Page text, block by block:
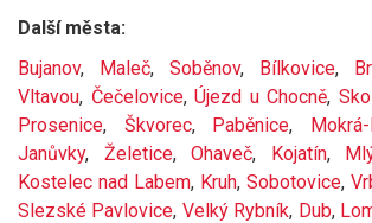
Další města:
Bujanov, Maleč, Soběnov, Bílkovice,
Vltavou, Čečelovice,Újezd u Chocně,
Prosenice, Škvorec, Paběnice,
Janůvky, Želetice,Ohaveč, Kojatín,
Kostelec nad Labem, Kruh, Sobotovice,
Slezské Pavlovice, Velký Rybník, Dub,